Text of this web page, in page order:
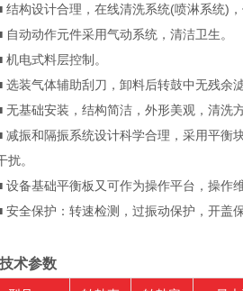
设计合理，在线清洗系统(喷淋系统)，
动作元件采用气动系统，清洁卫生。
电式料层控制。
气体辅助刮刀，卸料后转鼓中无残余滤
础安装，结构简洁，外形美观，清洗方
和隔振系统设计科学合理，采用平衡块
扰。
基础平衡板又可作为操作平台，操作维
保护：转速检测，过振动保护，开盖保
术参数